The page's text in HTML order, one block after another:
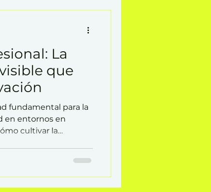
La
que
fundamental para la
en entornos en
cultivar la